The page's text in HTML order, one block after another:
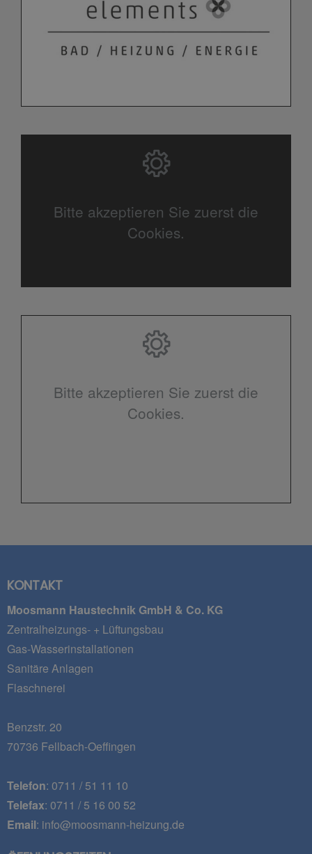
Bitte akzeptieren Sie zuerst die
Cookies.
Bitte akzeptieren Sie zuerst die
Cookies.
KONTAKT
Moosmann Haustechnik GmbH & Co. KG
Zentralheizungs- + Lüftungsbau
Gas-Wasserinstallationen
Sanitäre Anlagen
Flaschnerei
Benzstr. 20
70736 Fellbach-Oeffingen
Telefon: 0711 / 51 11 10
Telefax: 0711 / 5 16 00 52
Email: info@moosmann-heizung.de